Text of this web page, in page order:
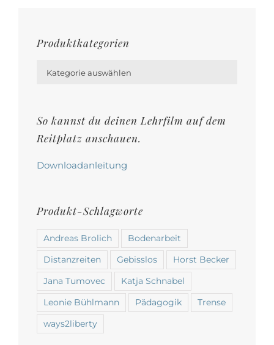
können
Produktseite
gewählt
werden
Produktkategorien
Kategorie auswählen
So kannst du deinen Lehrfilm auf dem
Reitplatz anschauen.
Downloadanleitung
Produkt-Schlagworte
Andreas Brolich Bodenarbeit
Distanzreiten Gebisslos Horst Becker
Jana Tumovec Katja Schnabel
Leonie Bühlmann Pädagogik Trense
ways2liberty